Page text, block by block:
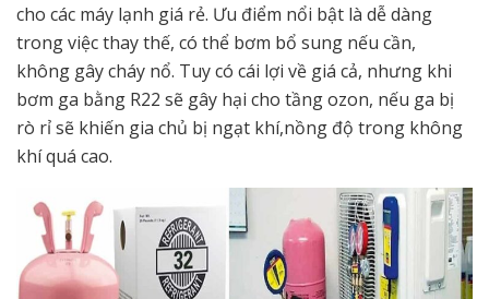
cho các máy lạnh giá rẻ. Ưu điểm nổi bật là dễ dàng
trong việc thay thế, có thể bơm bổ sung nếu cần,
không gây cháy nổ. Tuy có cái lợi về giá cả, nhưng khi
bơm ga bằng R22 sẽ gây hại cho tầng ozon, nếu ga bị
rò rỉ sẽ khiến gia chủ bị ngạt khí,nồng độ trong không
khí quá cao.